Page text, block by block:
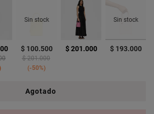
from
to
Sin stock
$ 100.500
Price reduced from
$ 201.000to
-50%
$ 201.000
Sin stock
$ 193.000
Agotado